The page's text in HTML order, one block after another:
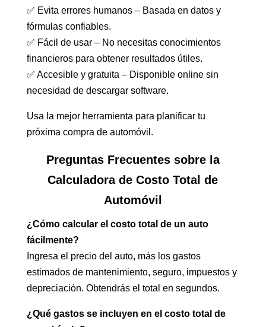
✅ Evita errores humanos – Basada en datos y
fórmulas confiables.
✅ Fácil de usar – No necesitas conocimientos
financieros para obtener resultados útiles.
✅ Accesible y gratuita – Disponible online sin
necesidad de descargar software.
Usa la mejor herramienta para planificar tu
próxima compra de automóvil.
Preguntas Frecuentes sobre la
Calculadora de Costo Total de
Automóvil
¿Cómo calcular el costo total de un auto
fácilmente?
Ingresa el precio del auto, más los gastos
estimados de mantenimiento, seguro, impuestos y
depreciación. Obtendrás el total en segundos.
¿Qué gastos se incluyen en el costo total de